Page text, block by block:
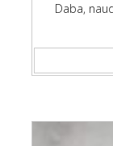
Daba,